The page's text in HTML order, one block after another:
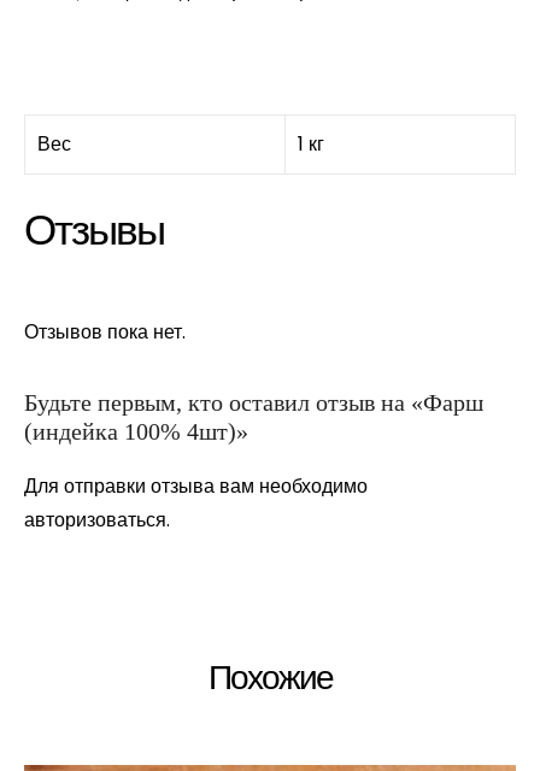
Вес 1 кг
Отзывы
Отзывов пока нет.
Будьте первым, кто оставил отзыв на «Фарш
(индейка 100% 4шт)»
Для отправки отзыва вам необходимо
авторизоваться.
Похожие